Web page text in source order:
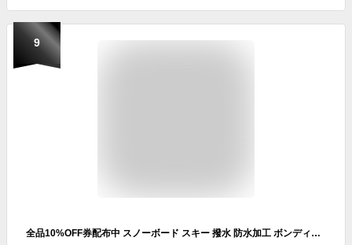
9
全品10%OFF券配布中 スノーボード スキー 撥水 防水加工 ボンディング ネックウォーマー ネックガード 防寒 登山 トレッキング バイク 自転車 通勤 スポーツ アウトドア にも 冬用 マスク age-71FB